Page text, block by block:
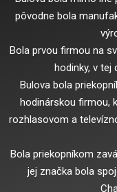
pôvodne bola
Bola prvou firmou na
hodinky, v tej
Bulova bola
hodinárskou firmou,
rozhlasovom a
Bola priekopníkom
jej značka bola